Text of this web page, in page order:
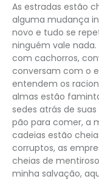
As estradas estão
alguma mudança
novo e tudo se
ninguém vale
com cachorros,
conversam com o
entendem os
almas estão
sedes atrás de
pão para comer, a
cadeias estão
corruptos, as
cheias de
minha salvação,